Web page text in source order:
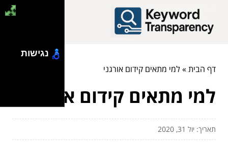
דף הבית»למי מתאים קידום אורגני
למי מתאים קידום אורגני
תאריך: יול 31, 2020
נגישות